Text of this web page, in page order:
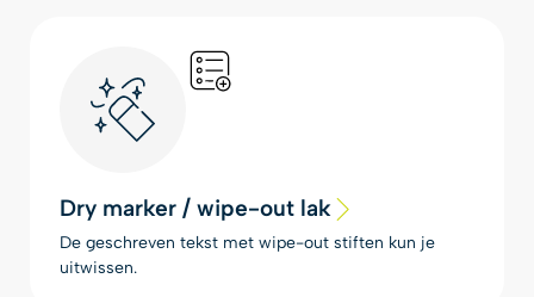
Dry marker / wipe-out lak
De geschreven tekst met wipe-out stiften kun je
uitwissen.